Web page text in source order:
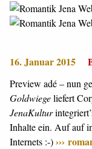
16. Januar 2015
Preview adé – nun
Goldwiegeliefert
JenaKultur
Inhalte ein. Auf auf
Internets :-)